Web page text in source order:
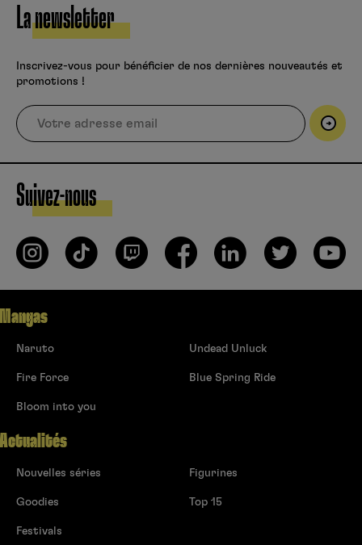
La newsletter
Inscrivez-vous pour bénéficier de nos dernières nouveautés et
promotions !
Suivez-nous
Mangas
Naruto
Fire Force
Bloom into you
Undead Unluck
Blue Spring Ride
Actualités
Nouvelles séries
Goodies
Festivals
Figurines
Top 15